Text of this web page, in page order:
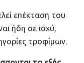
επέκταση του
ήδη σε ισχύ,
τροφίμων.